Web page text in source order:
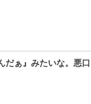
だぁ』みたいな。悪口